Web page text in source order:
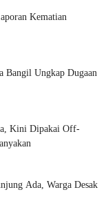
Kematian
Bangil Ungkap Dugaan
Kini Dipakai Off-
Ada, Warga Desak